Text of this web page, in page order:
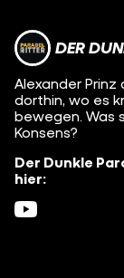
DER
Alexander
dorthin, wo es
bewegen. Was
Konsens?
Der Dunkle
hier: